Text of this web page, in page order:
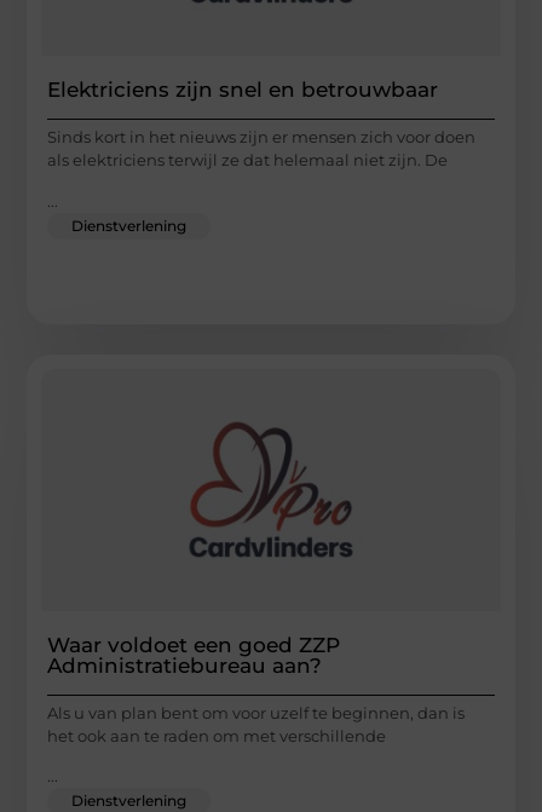
Elektriciens zijn snel en betrouwbaar
Sinds kort in het nieuws zijn er mensen zich voor doen
als elektriciens terwijl ze dat helemaal niet zijn. De
Dienstverlening
Waar voldoet een goed ZZP
Administratiebureau aan?
Als u van plan bent om voor uzelf te beginnen, dan is
het ook aan te raden om met verschillende
Dienstverlening